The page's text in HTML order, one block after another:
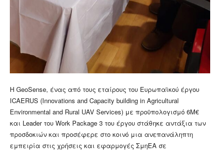
Η GeoSense, ένας από τους εταίρους του Eυρωπαϊκού έργου
ICAERUS (Innovations and Capacity building in Agricultural
Environmental and Rural UAV Services) με προϋπολογισμό 6Μ€
και Leader του Work Package 3 του έργου στάθηκε αντάξια των
προσδοκιών και προσέφερε στο κοινό μια ανεπανάληπτη
εμπειρία στις χρήσεις και εφαρμογές ΣμηΕΑ σε